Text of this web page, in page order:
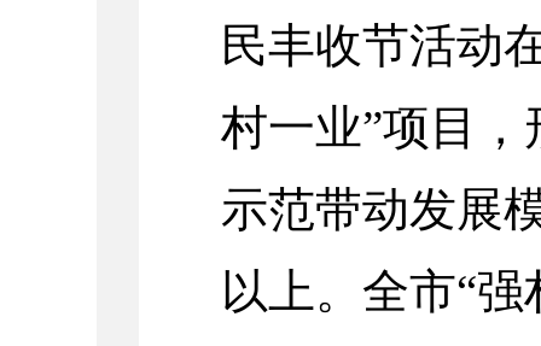
民丰收节活动
村一业”项目
示范带动发展
以上。全市“